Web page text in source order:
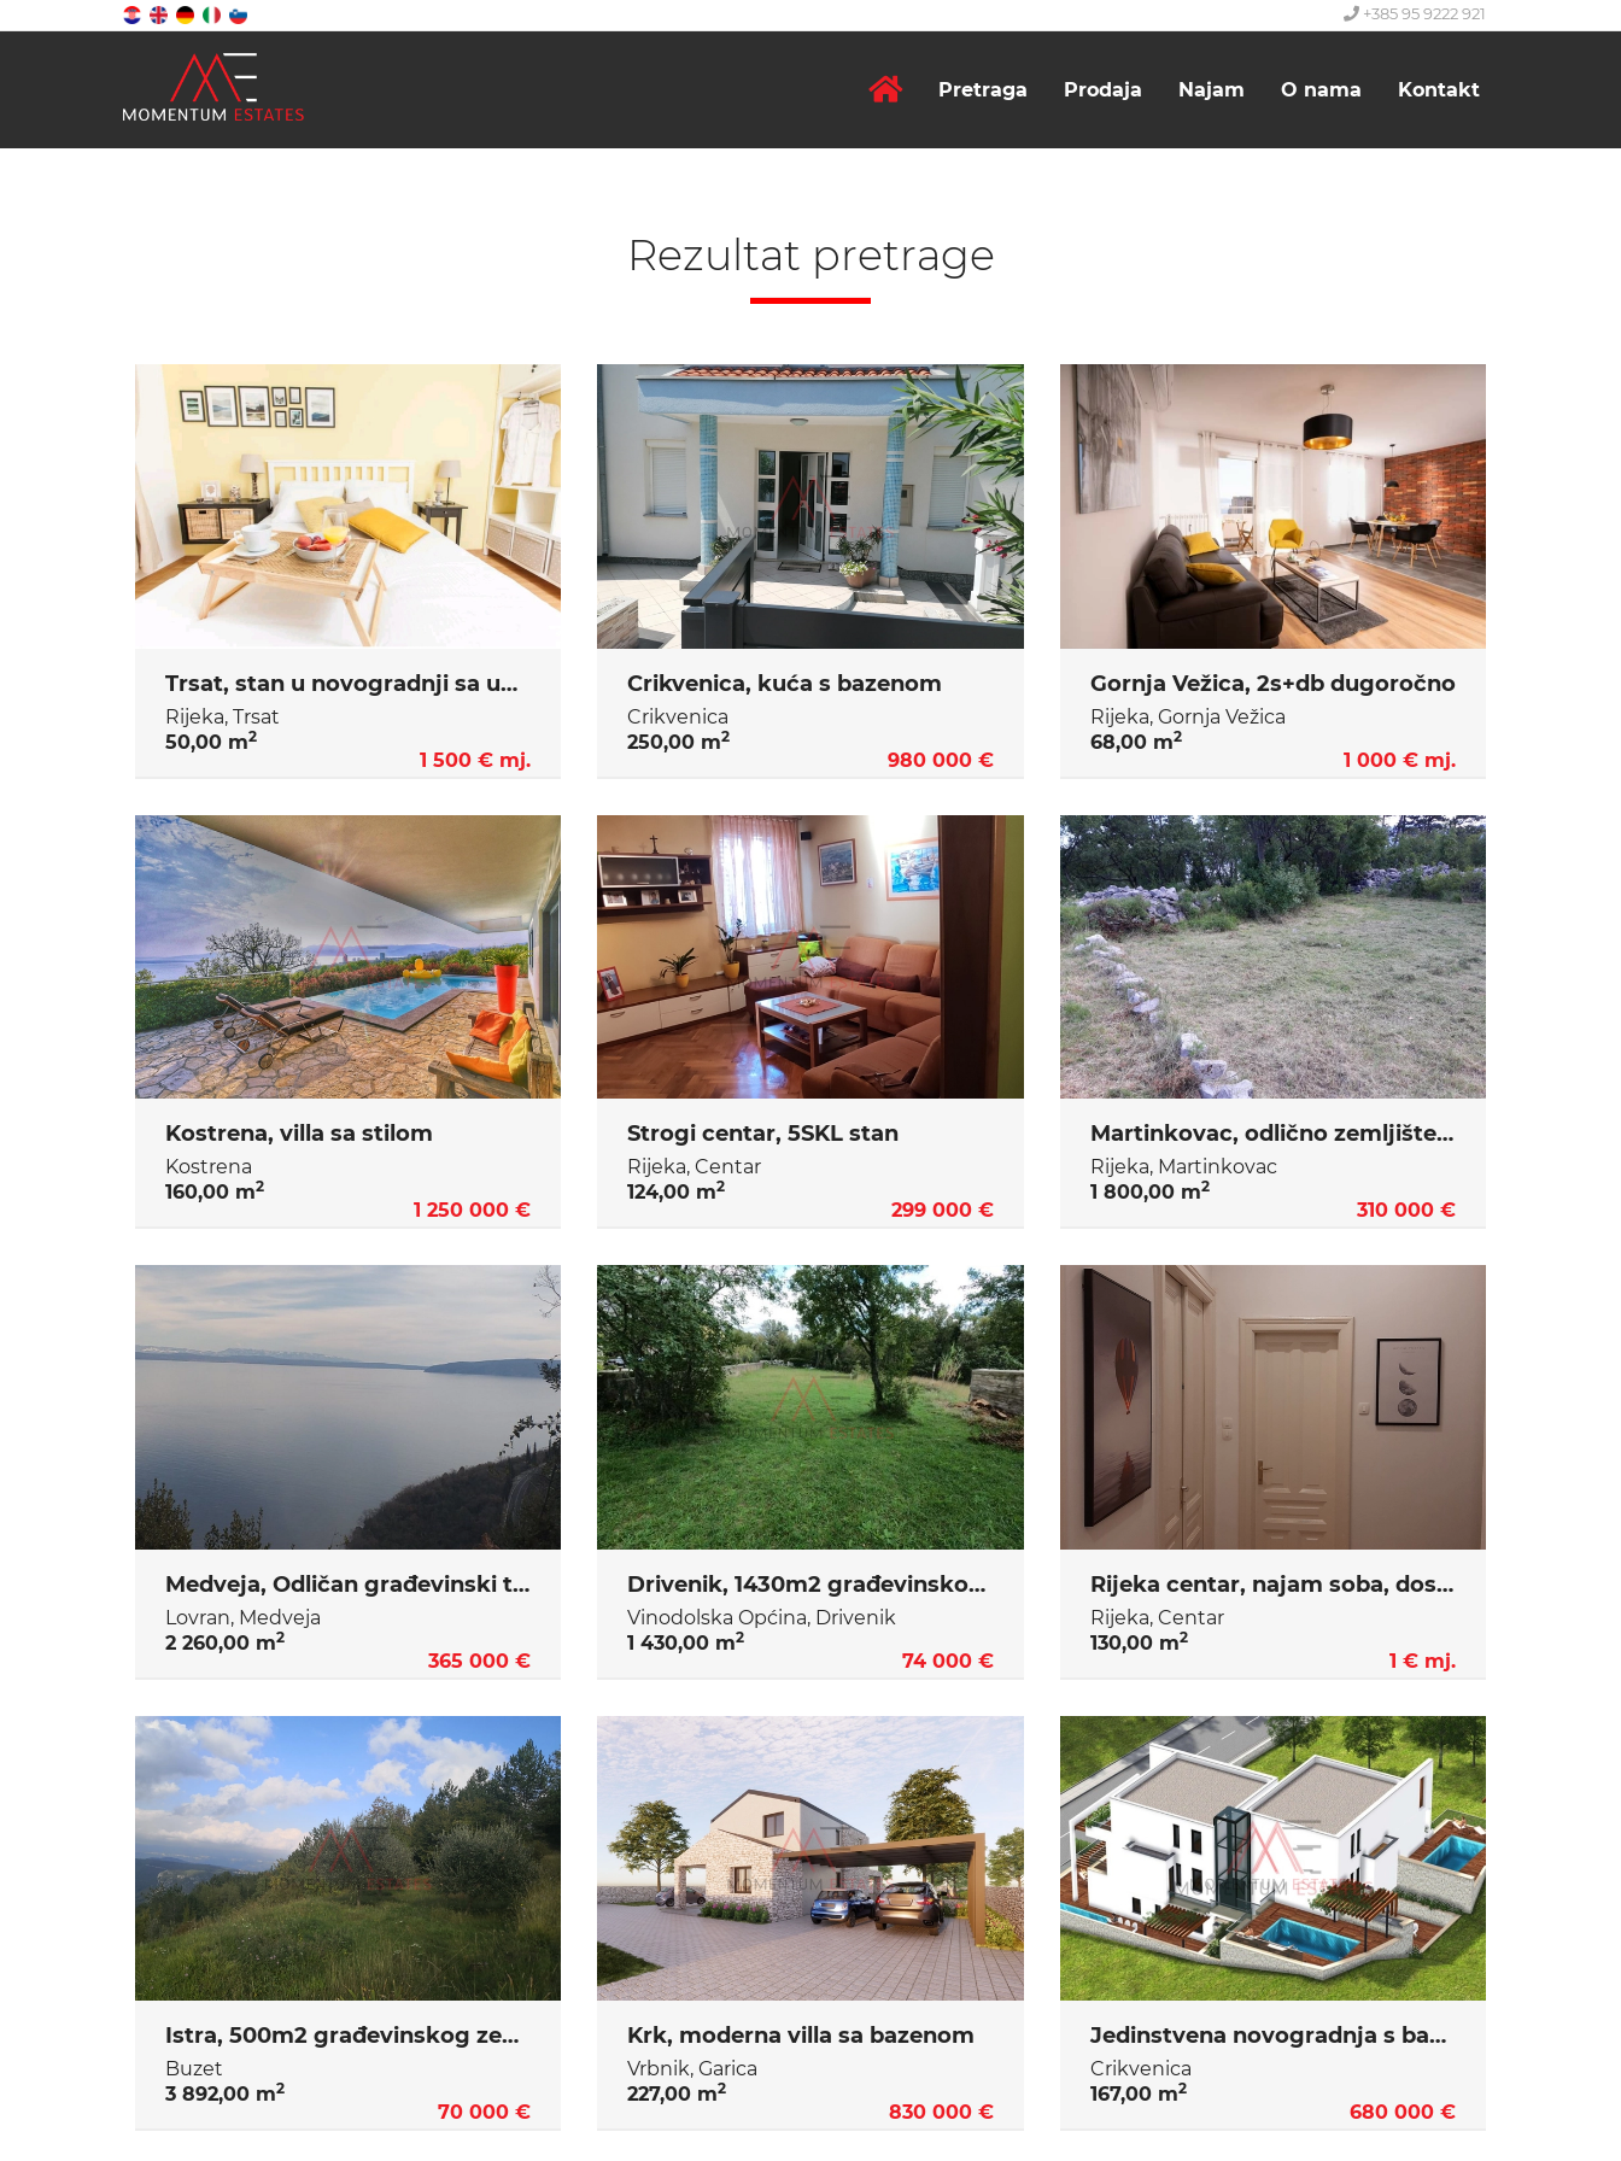
+385 95 9222 921
Pretraga Prodaja Najam O nama Kontakt
Rezultat pretrage
Trsat, stan u novogradnji sa uključenim režijama
Rijeka, Trsat
50,00 m2
1 500 € mj.
Crikvenica, kuća s bazenom
Crikvenica
250,00 m2
980 000 €
Gornja Vežica, 2s+db dugoročno
Rijeka, Gornja Vežica
68,00 m2
1 000 € mj.
Kostrena, villa sa stilom
Kostrena
160,00 m2
1 250 000 €
Strogi centar, 5SKL stan
Rijeka, Centar
124,00 m2
299 000 €
Martinkovac, odlično zemljište za investiciju
Rijeka, Martinkovac
1 800,00 m2
310 000 €
Medveja, Odličan građevinski teren za stambenu namjenu ili hotel
Lovran, Medveja
2 260,00 m2
365 000 €
Drivenik, 1430m2 građevinskog zemljišta
Vinodolska Općina, Drivenik
1 430,00 m2
74 000 €
Rijeka centar, najam soba, dostupno od 11.06.2022
Rijeka, Centar
130,00 m2
1 € mj.
Istra, 500m2 građevinskog zemljišta sa 3300m2 poloprivredne površine
Buzet
3 892,00 m2
70 000 €
Krk, moderna villa sa bazenom
Vrbnik, Garica
227,00 m2
830 000 €
Jedinstvena novogradnja s bazenom, Crikvenica
Crikvenica
167,00 m2
680 000 €